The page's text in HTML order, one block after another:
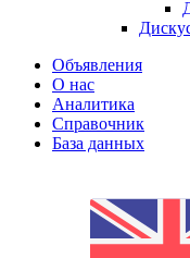
Объявления
О нас
Аналитика
Справочник
База данных